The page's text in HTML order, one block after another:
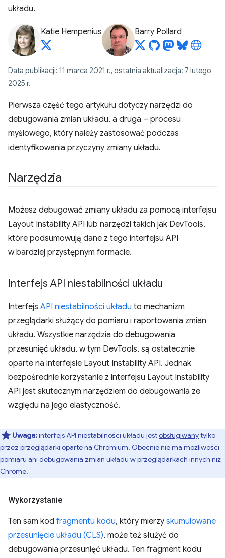
układu.
Katie Hempenius Barry Pollard
Data publikacji: 11 marca 2021 r., ostatnia aktualizacja: 7 lutego
2025 r.
Pierwsza część tego artykułu dotyczy narzędzi do
debugowania zmian układu, a druga – procesu
myślowego, który należy zastosować podczas
identyfikowania przyczyny zmiany układu.
Narzędzia
Możesz debugować zmiany układu za pomocą interfejsu
Layout Instability API lub narzędzi takich jak DevTools,
które podsumowują dane z tego interfejsu API
w bardziej przystępnym formacie.
Interfejs API niestabilności układu
Interfejs API niestabilności układu to mechanizm
przeglądarki służący do pomiaru i raportowania zmian
układu. Wszystkie narzędzia do debugowania
przesunięć układu, w tym DevTools, są ostatecznie
oparte na interfejsie Layout Instability API. Jednak
bezpośrednie korzystanie z interfejsu Layout Instability
API jest skutecznym narzędziem do debugowania ze
względu na jego elastyczność.
Uwaga:interfejs API niestabilności układu jestobsługiwanytylko
przez przeglądarki oparte na Chromium. Obecnie nie ma możliwości
pomiaru ani debugowania zmian układu w przeglądarkach innych niż
Chrome.
Wykorzystanie
Ten sam kod fragmentu kodu, który mierzy skumulowane
przesunięcie układu (CLS), może też służyć do
debugowania przesunięć układu. Ten fragment kodu